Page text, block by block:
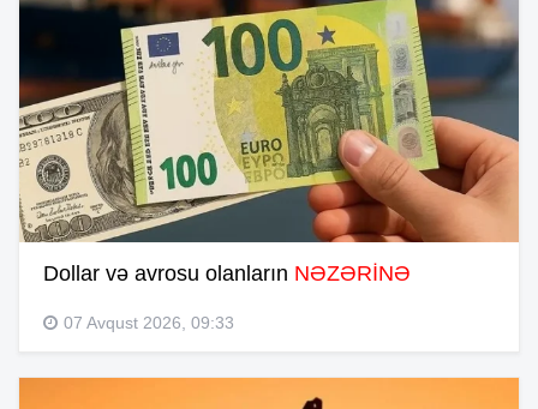
Dollar və avrosu olanların NƏZƏRİNƏ
07 Avqust 2026, 09:33